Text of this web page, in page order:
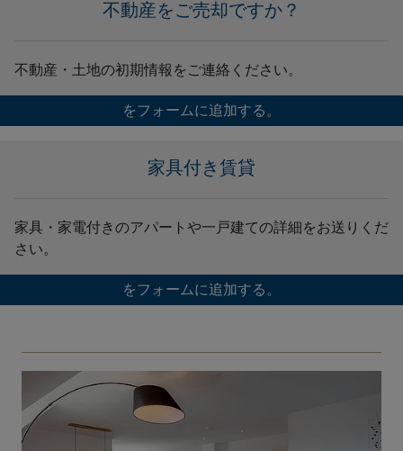
不動産をご売却ですか？
不動産・土地の初期情報をご連絡ください。
をフォームに追加する。
家具付き賃貸
家具・家電付きのアパートや一戸建ての詳細をお送りくだ
さい。
をフォームに追加する。